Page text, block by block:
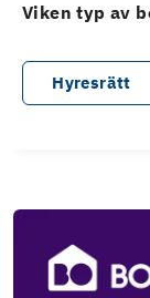
Viken typ av
Hyresrätt